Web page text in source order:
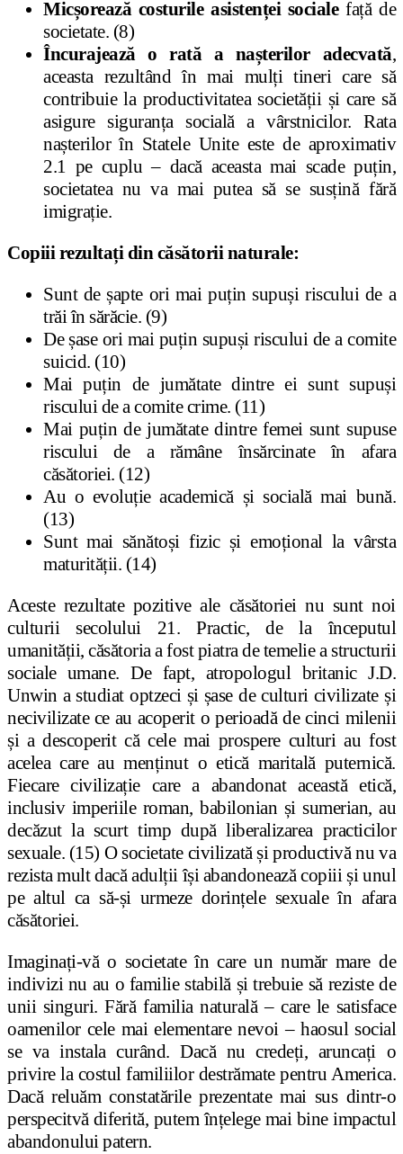
Micșorează costurile asistenței socialefață de
societate. (8)
Încurajează o rată a nașterilor adecvată,
aceasta rezultând în mai mulți tineri care să
contribuie la productivitatea societății și care să
asigure siguranța socială a vârstnicilor. Rata
nașterilor în Statele Unite este de aproximativ
2.1 pe cuplu – dacă aceasta mai scade puțin,
societatea nu va mai putea să se susțină fără
imigrație.
Copiii rezultați din căsătorii naturale:
Sunt de șapte ori mai puțin supuși riscului de a
trăi în sărăcie. (9)
De șase ori mai puțin supuși riscului de a comite
suicid. (10)
Mai puțin de jumătate dintre ei sunt supuși
riscului de a comite crime. (11)
Mai puțin de jumătate dintre femei sunt supuse
riscului de a rămâne însărcinate în afara
căsătoriei. (12)
Au o evoluție academică și socială mai bună.
(13)
Sunt mai sănătoși fizic și emoțional la vârsta
maturității. (14)
Aceste rezultate pozitive ale căsătoriei nu sunt noi
culturii secolului 21. Practic, de la începutul
umanității, căsătoria a fost piatra de temelie a structurii
sociale umane. De fapt, atropologul britanic J.D.
Unwin a studiat optzeci și șase de culturi civilizate și
necivilizate ce au acoperit o perioadă de cinci milenii
și a descoperit că cele mai prospere culturi au fost
acelea care au menținut o etică maritală puternică.
Fiecare civilizație care a abandonat această etică,
inclusiv imperiile roman, babilonian și sumerian, au
decăzut la scurt timp după liberalizarea practicilor
sexuale. (15) O societate civilizată și productivă nu va
rezista mult dacă adulții își abandonează copiii și unul
pe altul ca să-și urmeze dorințele sexuale în afara
căsătoriei.
Imaginați-vă o societate în care un număr mare de
indivizi nu au o familie stabilă și trebuie să reziste de
unii singuri. Fără familia naturală – care le satisface
oamenilor cele mai elementare nevoi – haosul social
se va instala curând. Dacă nu credeți, aruncați o
privire la costul familiilor destrămate pentru America.
Dacă reluăm constatările prezentate mai sus dintr-o
perspecitvă diferită, putem înțelege mai bine impactul
abandonului patern.